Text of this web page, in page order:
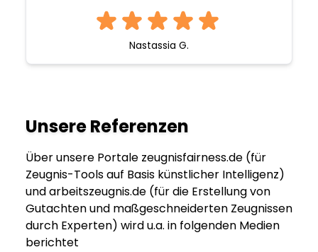
Nastassia G.
Unsere Referenzen
Über unsere Portale zeugnisfairness.de (für
Zeugnis-Tools auf Basis künstlicher Intelligenz)
und arbeitszeugnis.de (für die Erstellung von
Gutachten und maßgeschneiderten Zeugnissen
durch Experten) wird u.a. in folgenden Medien
berichtet